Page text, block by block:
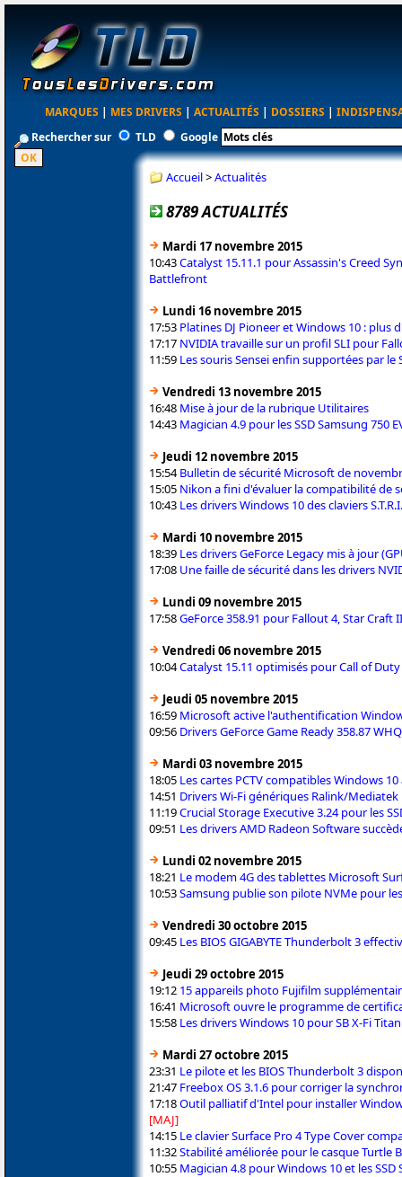
MARQUES | MES DRIVERS | ACTUALITÉS | DOSSIERS |
Rechercher sur
TLD Google
Accueil>Actualités
8789 ACTUALITÉS
Mardi 17 novembre 2015
10:43Catalyst 15.11.1 pour Assassin's Creed
Battlefront
Lundi 16 novembre 2015
17:53 Platines DJ Pioneer et Windows 10 : plus
17:17 NVIDIA travaille sur un profil SLI pour
11:59 Les souris Sensei enfin supportées par le
Vendredi 13 novembre 2015
16:48 Mise à jour de la rubrique Utilitaires
14:43 Magician 4.9 pour les SSD Samsung 750
Jeudi 12 novembre 2015
15:54Bulletin de sécurité Microsoft de
15:05 Nikon a fini d'évaluer la compatibilité de
10:43 Les drivers Windows 10 des claviers
Mardi 10 novembre 2015
18:39 Les drivers GeForce Legacy mis à jour
17:08 Une faille de sécurité dans les drivers
Lundi 09 novembre 2015
17:58GeForce 358.91 pour Fallout 4, Star Craft
Vendredi 06 novembre 2015
10:04Catalyst 15.11 optimisés pour Call of Duty
Jeudi 05 novembre 2015
16:59 Microsoft active l'authentification
09:56 Drivers GeForce Game Ready 358.87
Mardi 03 novembre 2015
18:05 Les cartes PCTV compatibles Windows
14:51 Drivers Wi-Fi génériques Ralink/
11:19Crucial Storage Executive 3.24 pour les
09:51 Les drivers AMD Radeon Software
Lundi 02 novembre 2015
18:21 Le modem 4G des tablettes Microsoft
10:53Samsung publie son pilote NVMe pour les
Vendredi 30 octobre 2015
09:45 Les BIOS GIGABYTE Thunderbolt 3
Jeudi 29 octobre 2015
19:12 15 appareils photo Fujifilm
16:41 Microsoft ouvre le programme de
15:58 Les drivers Windows 10 pour SB X-Fi
Mardi 27 octobre 2015
23:31 Le pilote et les BIOS Thunderbolt 3
21:47 Freebox OS 3.1.6 pour corriger la
17:18Outil palliatif d'Intel pour installer
[MAJ]
14:15 Le clavier Surface Pro 4 Type Cover
11:32Stabilité améliorée pour le casque Turtle
10:55 Magician 4.8 pour Windows 10 et les SSD